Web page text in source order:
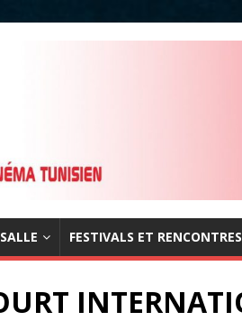
FESTIVALS ET RENCONTRES